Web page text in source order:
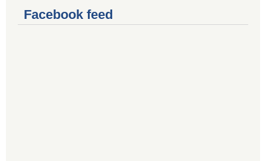
Facebook feed